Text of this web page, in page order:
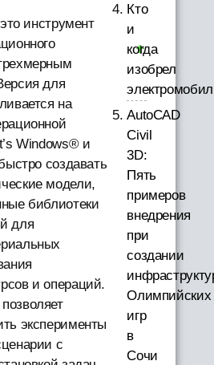
инструмент
для
на
Windows® и
создавать
модели,
библиотеки
для
и операций.
эксперименты
с
Кто
и
когда
изобрел
AutoCAD
Civil
3D:
Пять
примеров
внедрения
при
создании
Олимпийских
игр
в
Сочи